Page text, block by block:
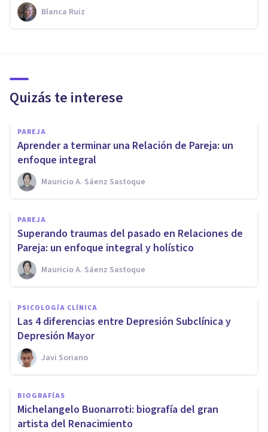
Blanca Ruiz
Quizás te interese
PAREJA
Aprender a terminar una Relación de Pareja: un
enfoque integral
Mauricio A. Sáenz Sastoque
PAREJA
Superando traumas del pasado en Relaciones de
Pareja: un enfoque integral y holístico
Mauricio A. Sáenz Sastoque
PSICOLOGÍA CLÍNICA
Las 4 diferencias entre Depresión Subclínica y
Depresión Mayor
Javi Soriano
BIOGRAFÍAS
Michelangelo Buonarroti: biografía del gran
artista del Renacimiento